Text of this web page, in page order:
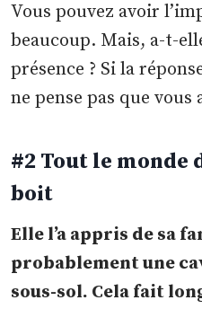
Vous pouvez avoir
beaucoup. Mais, a-t-
présence ? Si la
ne pense pas que
#2 Tout le monde
boit
Elle l’a appris de sa
probablement une
sous-sol. Cela fait